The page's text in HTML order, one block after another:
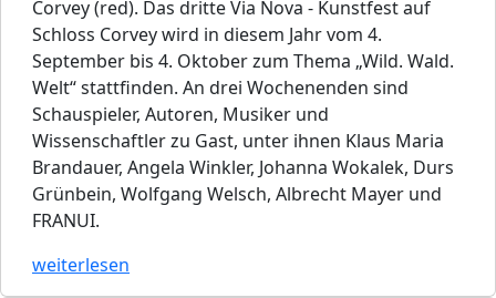
Corvey (red). Das dritte Via Nova - Kunstfest auf
Schloss Corvey wird in diesem Jahr vom 4.
September bis 4. Oktober zum Thema „Wild. Wald.
Welt“ stattfinden. An drei Wochenenden sind
Schauspieler, Autoren, Musiker und
Wissenschaftler zu Gast, unter ihnen Klaus Maria
Brandauer, Angela Winkler, Johanna Wokalek, Durs
Grünbein, Wolfgang Welsch, Albrecht Mayer und
FRANUI.
weiterlesen